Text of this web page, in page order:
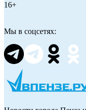
16+
Мы в соцсетях: